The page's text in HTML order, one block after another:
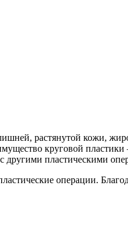
растянутой кожи,
круговой
другими пластическими
операции.